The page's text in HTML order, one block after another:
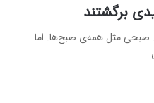
برگشتند
صبحی مثل همه‌ی صبح‌ها. اما